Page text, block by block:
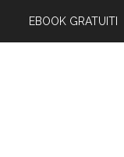
EBOOK GRATUITI